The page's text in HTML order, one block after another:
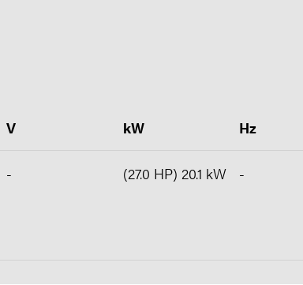
V kW Hz
- (27.0 HP) 20.1 kW -